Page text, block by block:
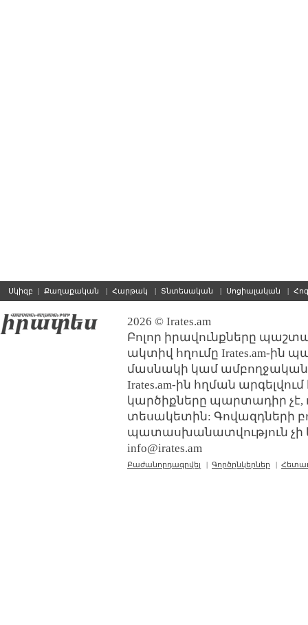
Սկիզբ | Քաղաքական | Հարթակ | Տնտեսական | Սոցիալական |
2026 © Irates.am
Բոլոր իրավունքները
ակտիվ հղումը Irates.am-ին
մասնակի կամ ամբողջական
Irates.am-ին հղման
կարծիքները պարտադիր չէ,
տեսակետին: Գովազդների
պատասխանատվություն չի
info@irates.am
Բաժանորդագրվել | Գործընկերներ |